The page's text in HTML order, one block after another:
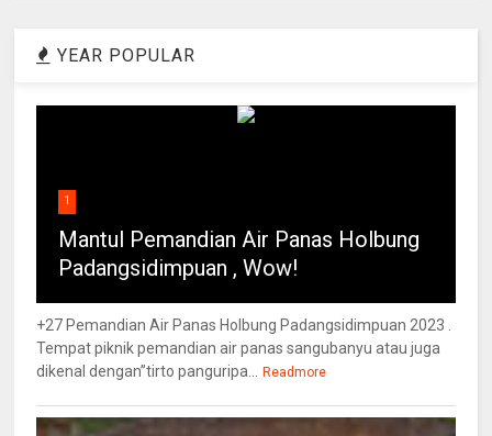
YEAR POPULAR
1
Mantul Pemandian Air Panas Holbung
Padangsidimpuan , Wow!
+27 Pemandian Air Panas Holbung Padangsidimpuan 2023 .
Tempat piknik pemandian air panas sangubanyu atau juga
dikenal dengan”tirto panguripa...
Readmore